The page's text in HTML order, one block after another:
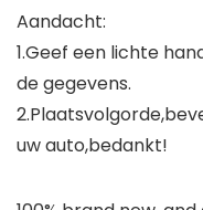
Aandacht:
1.Geef een lichte
de gegevens.
uw auto,bedankt!